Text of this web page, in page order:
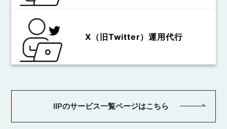
X（旧Twitter）運用代行
IIPのサービス一覧ページはこちら